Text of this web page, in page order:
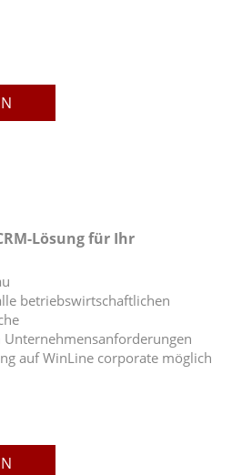
Lösung für Ihr
betriebswirtschaftlichen
auf WinLine corporate möglich